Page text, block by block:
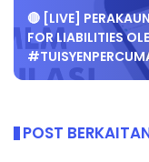
🔴 [LIVE]
FOR LIABILITIES
POST